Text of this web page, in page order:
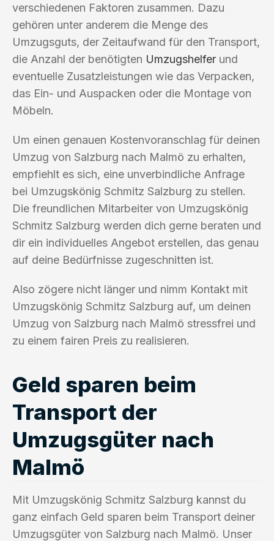
verschiedenen Faktoren zusammen. Dazu
gehören unter anderem die Menge des
Umzugsguts, der Zeitaufwand für den Transport,
die Anzahl der benötigten Umzugshelfer und
eventuelle Zusatzleistungen wie das Verpacken,
das Ein- und Auspacken oder die Montage von
Möbeln.
Um einen genauen Kostenvoranschlag für deinen
Umzug von Salzburg nach Malmö zu erhalten,
empfiehlt es sich, eine unverbindliche Anfrage
bei Umzugskönig Schmitz Salzburg zu stellen.
Die freundlichen Mitarbeiter von Umzugskönig
Schmitz Salzburg werden dich gerne beraten und
dir ein individuelles Angebot erstellen, das genau
auf deine Bedürfnisse zugeschnitten ist.
Also zögere nicht länger und nimm Kontakt mit
Umzugskönig Schmitz Salzburg auf, um deinen
Umzug von Salzburg nach Malmö stressfrei und
zu einem fairen Preis zu realisieren.
Geld sparen beim
Transport der
Umzugsgüter nach
Malmö
Mit Umzugskönig Schmitz Salzburg kannst du
ganz einfach Geld sparen beim Transport deiner
Umzugsgüter von Salzburg nach Malmö. Unser